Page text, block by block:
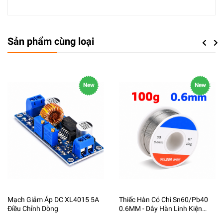
Sản phẩm cùng loại Previous
New
Mạch Giảm Áp DC XL4015 5A
Điều Chỉnh Dòng
New
Thiếc Hàn Có Chì Sn60/Pb40
0.6MM - Dây Hàn Linh Kiện
Next